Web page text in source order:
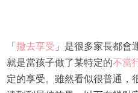
「 撤去享受 」是很多家長都會
就是當孩子做了某特定的不當
定的享受。雖然看似很普通，